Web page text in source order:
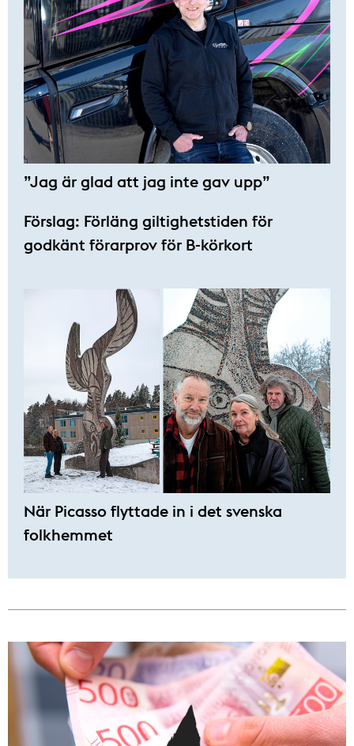
”Jag är glad att jag inte gav upp”
Förslag: Förläng giltighetstiden för
godkänt förarprov för B-körkort
När Picasso flyttade in i det svenska
folkhemmet